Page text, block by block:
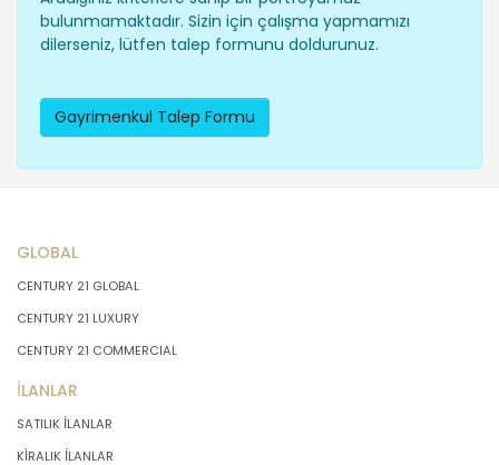
bulunmamaktadır. Sizin için çalışma yapmamızı
dilerseniz, lütfen talep formunu doldurunuz.
Gayrimenkul Talep Formu
GLOBAL
CENTURY 21 GLOBAL
CENTURY 21 LUXURY
CENTURY 21 COMMERCIAL
İLANLAR
SATILIK İLANLAR
KİRALIK İLANLAR